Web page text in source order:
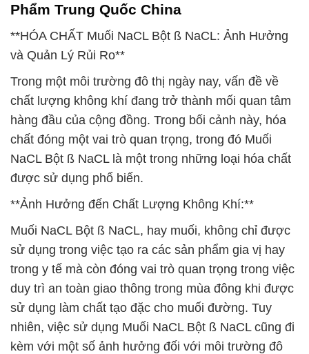
Phẩm Trung Quốc China
**HÓA CHẤT Muối NaCL Bột ß NaCL: Ảnh Hưởng
và Quản Lý Rủi Ro**
Trong một môi trường đô thị ngày nay, vấn đề về
chất lượng không khí đang trở thành mối quan tâm
hàng đầu của cộng đồng. Trong bối cảnh này, hóa
chất đóng một vai trò quan trọng, trong đó Muối
NaCL Bột ß NaCL là một trong những loại hóa chất
được sử dụng phổ biến.
**Ảnh Hưởng đến Chất Lượng Không Khí:**
Muối NaCL Bột ß NaCL, hay muối, không chỉ được
sử dụng trong việc tạo ra các sản phẩm gia vị hay
trong y tế mà còn đóng vai trò quan trọng trong việc
duy trì an toàn giao thông trong mùa đông khi được
sử dụng làm chất tạo đặc cho muối đường. Tuy
nhiên, việc sử dụng Muối NaCL Bột ß NaCL cũng đi
kèm với một số ảnh hưởng đối với môi trường đô